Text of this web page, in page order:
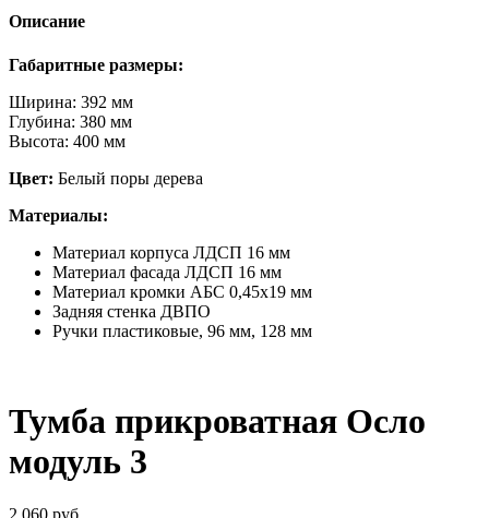
Описание
Габаритные размеры:
Ширина: 392 мм
Глубина: 380 мм
Высота: 400 мм
Цвет: Белый поры дерева
Материалы:
Материал корпуса ЛДСП 16 мм
Материал фасада ЛДСП 16 мм
Материал кромки АБС 0,45х19 мм
Задняя стенка ДВПО
Ручки пластиковые, 96 мм, 128 мм
Тумба прикроватная Осло
модуль 3